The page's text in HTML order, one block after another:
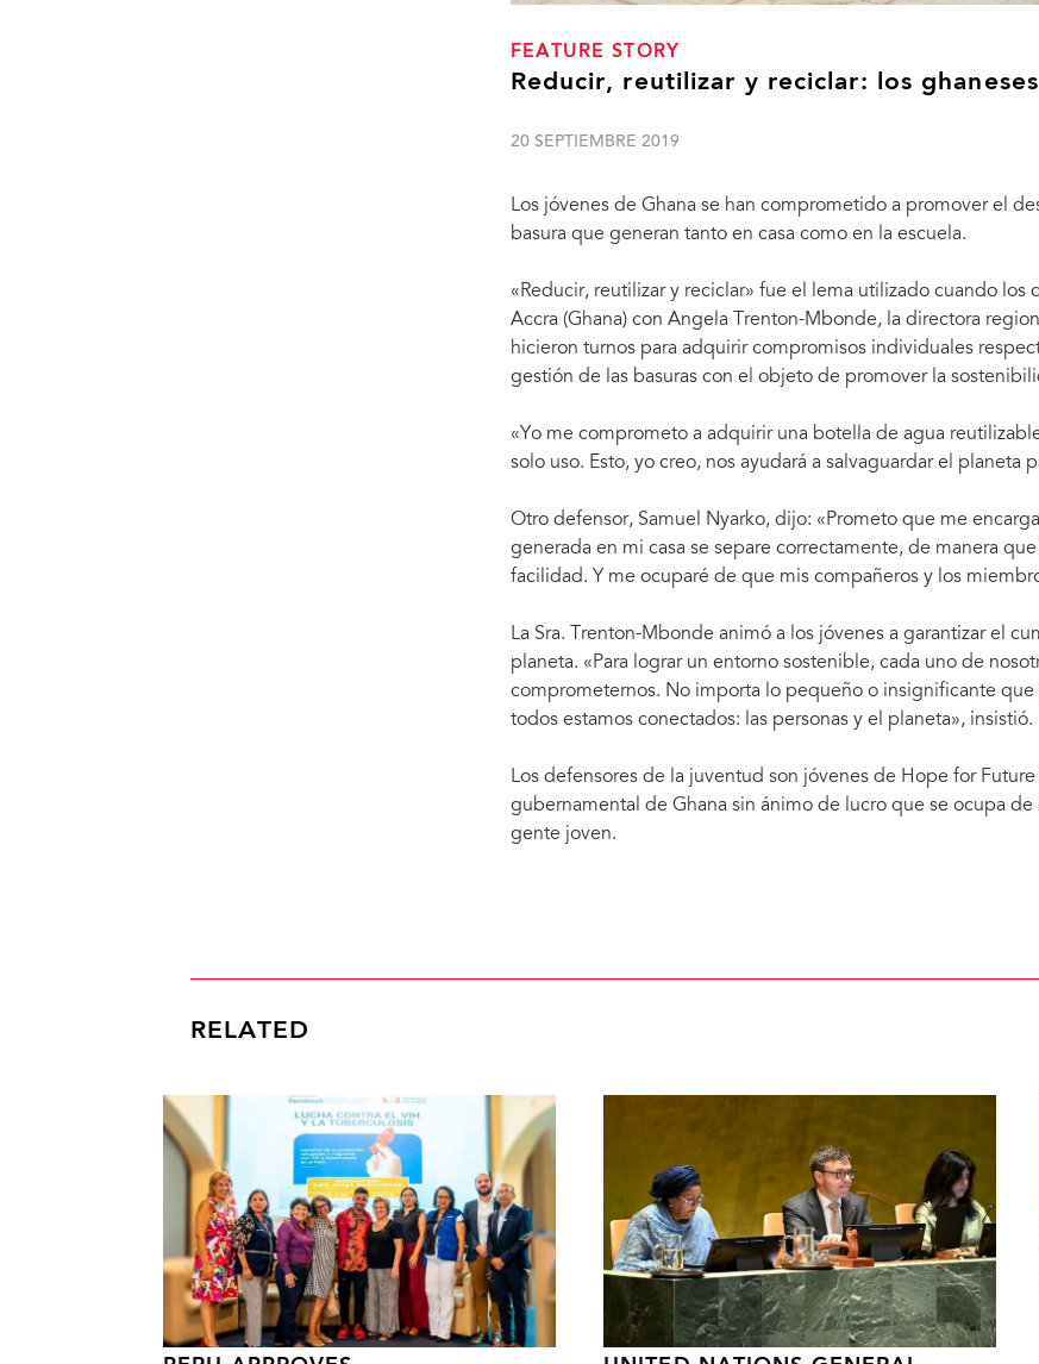
FEATURE STORY
Reducir, reutilizar y reciclar: los
20 SEPTIEMBRE 2019
Los jóvenes de Ghana se han comprometido a promover el
basura que generan tanto en casa como en la escuela.
«Reducir, reutilizar y reciclar» fue el lema utilizado cuando los
Accra (Ghana) con Angela Trenton-Mbonde, la directora
hicieron turnos para adquirir compromisos individuales
gestión de las basuras con el objeto de promover la
«Yo me comprometo a adquirir una botella de agua
solo uso. Esto, yo creo, nos ayudará a salvaguardar el planeta
Otro defensor, Samuel Nyarko, dijo: «Prometo que me
generada en mi casa se separe correctamente, de manera
facilidad. Y me ocuparé de que mis compañeros y los
La Sra. Trenton-Mbonde animó a los jóvenes a garantizar el
planeta. «Para lograr un entorno sostenible, cada uno de
comprometernos. No importa lo pequeño o insignificante que
todos estamos conectados: las personas y el planeta», insistió.
Los defensores de la juventud son jóvenes de Hope for
gubernamental de Ghana sin ánimo de lucro que se ocupa
gente joven.
RELATED